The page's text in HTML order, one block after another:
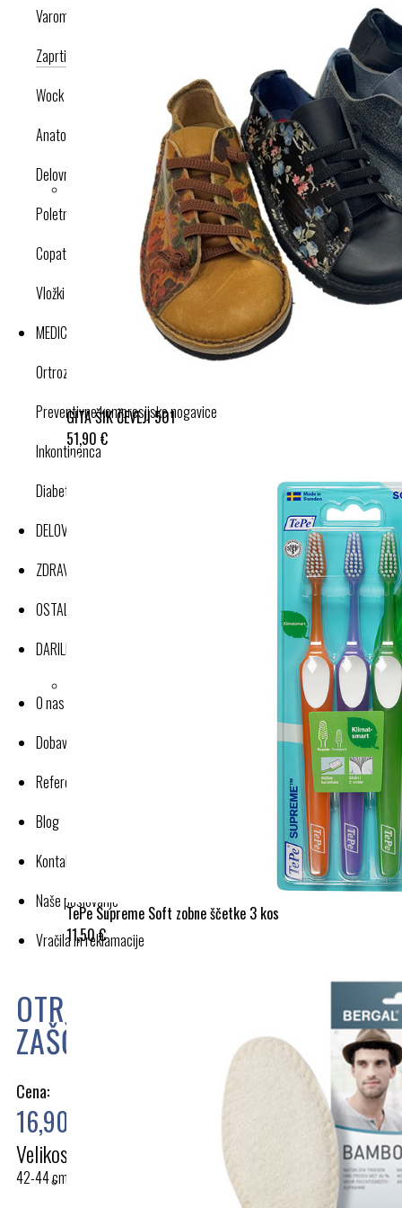
GITA ŠIK ČEVLJI 501
51,90 €
TePe Supreme Soft zobne ščetke 3 kos
11,50 €
Varomed
Zaprti modeli
Wock
Anatomska obutev
Delovna obutev s certifikatom
Poletna obutev
Copati
Vložki in dodatki
MEDICINSKI IZDELKI
Ortroze in opornice
Preventivne kompresijske nogavice
Inkontinenca
Diabetes
DELOVNA OBLAČILA
ZDRAVJE IN DOBRO POČUTJE
OSTALI IZDELKI
DARILNI BONI
O nas
Dobavitelji-proizvajalci
Reference
Blog
Kontakt
Naše poslovanje
Vračila in reklamacije
OTROŠKI KLOBUČEK Z UV
ZAŠČITO 3-005498 ROZA
Cena:
16,90 €
Velikost
42-44 cm